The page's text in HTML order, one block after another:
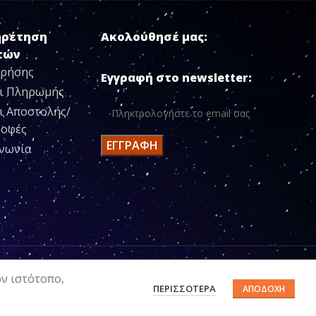
Πληρωμής
Αποστολής/
Ακολούθησέ μας:
Εγγραφή στο newsletter:
ιστότοπο,
ΠΕΡΙΣΣΌΤΕΡΑ ΑΠΟΔΟΧΉ